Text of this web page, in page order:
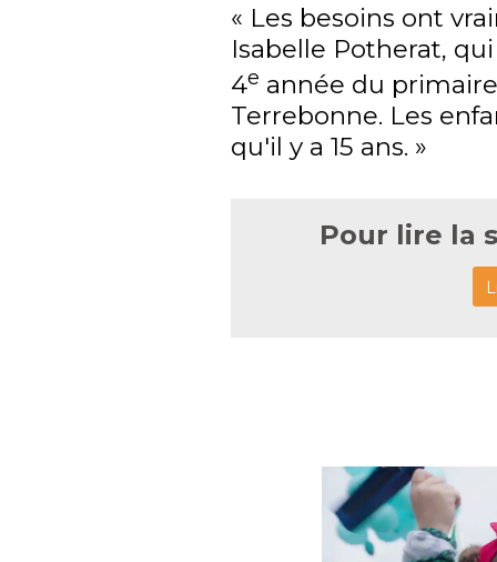
« Les besoins ont
Isabelle Potherat,
4e année du
Terrebonne. Les
qu'il y a 15 ans. »
Pour lire la